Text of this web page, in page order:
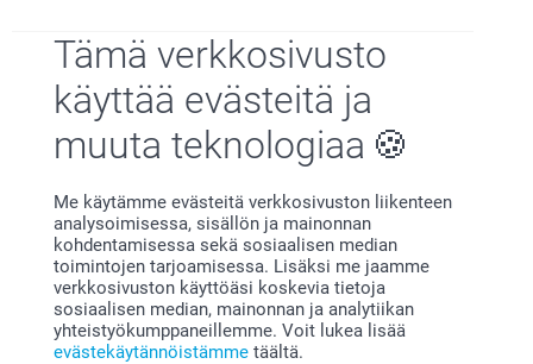
Tämä verkkosivusto
käyttää evästeitä ja
muuta teknologiaa
Me käytämme evästeitä verkkosivuston liikenteen
analysoimisessa, sisällön ja mainonnan
kohdentamisessa sekä sosiaalisen median
toimintojen tarjoamisessa. Lisäksi me jaamme
verkkosivuston käyttöäsi koskevia tietoja
sosiaalisen median, mainonnan ja analytiikan
yhteistyökumppaneillemme. Voit lukea lisää
evästekäytännöistämme täältä.
Miksismartphoto